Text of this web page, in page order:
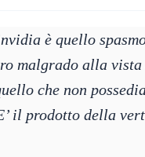
è quello
malgrado alla
che non
il prodotto della